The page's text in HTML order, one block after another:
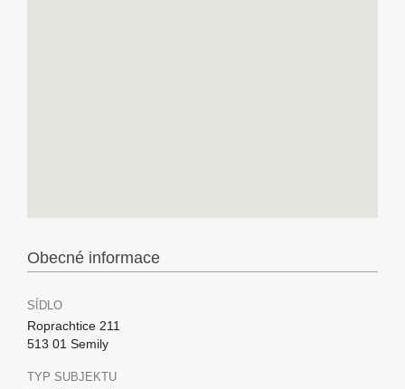
Obecné informace
SÍDLO
Roprachtice 211
513 01 Semily
TYP SUBJEKTU